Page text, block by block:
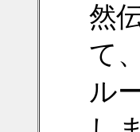
然
て
ル